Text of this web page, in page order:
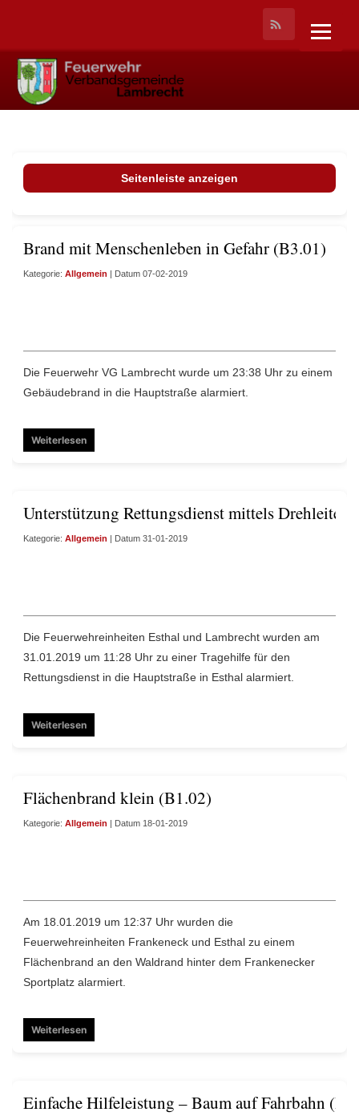
Brand mit Menschenleben in Gefahr (B3.01)
Kategorie: Allgemein | Datum 07-02-2019
Die Feuerwehr VG Lambrecht wurde um 23:38 Uhr zu einem
Gebäudebrand in die Hauptstraße alarmiert.
Weiterlesen
Unterstützung Rettungsdienst mittels Drehleiter
Kategorie: Allgemein | Datum 31-01-2019
Die Feuerwehreinheiten Esthal und Lambrecht wurden am
31.01.2019 um 11:28 Uhr zu einer Tragehilfe für den
Rettungsdienst in die Hauptstraße in Esthal alarmiert.
Weiterlesen
Flächenbrand klein (B1.02)
Kategorie: Allgemein | Datum 18-01-2019
Am 18.01.2019 um 12:37 Uhr wurden die
Feuerwehreinheiten Frankeneck und Esthal zu einem
Flächenbrand an den Waldrand hinter dem Frankenecker
Sportplatz alarmiert.
Weiterlesen
Einfache Hilfeleistung – Baum auf Fahrbahn
Seitenleiste anzeigen